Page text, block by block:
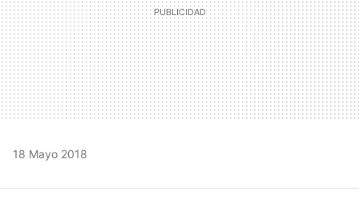
18 Mayo 2018